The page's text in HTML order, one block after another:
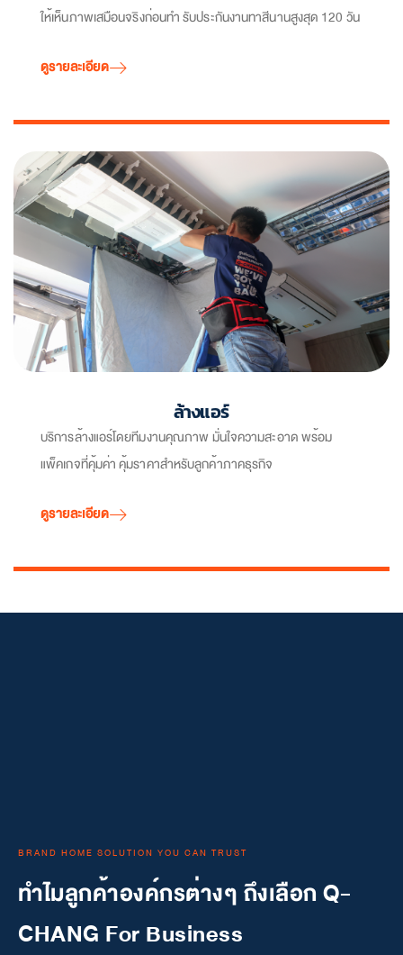
ให้เห็นภาพเสมือนจริงก่อนทำ รับประกันงานทาสีนานสูงสุด 120 วัน
ดูรายละเอียด
ล้างแอร์
บริการล้างแอร์โดยทีมงานคุณภาพ มั่นใจความสะอาด พร้อม
แพ็คเกจที่คุ้มค่า คุ้มราคาสำหรับลูกค้าภาคธุรกิจ
ดูรายละเอียด
BRAND HOME SOLUTION YOU CAN TRUST
ทำไมลูกค้าองค์กรต่างๆ ถึงเลือก Q-
CHANG For Business